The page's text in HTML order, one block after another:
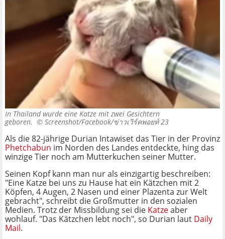
In Thailand wurde eine Katze mit zwei Gesichtern
geboren. © Screenshot/Facebook/ข่าวเวิร์คพอยท์ 23
Als die 82-jährige Durian Intawiset das Tier in der Provinz
Phetchabun im Norden des Landes entdeckte, hing das
winzige Tier noch am Mutterkuchen seiner Mutter.
Seinen Kopf kann man nur als einzigartig beschreiben:
"Eine Katze bei uns zu Hause hat ein Kätzchen mit 2
Köpfen, 4 Augen, 2 Nasen und einer Plazenta zur Welt
gebracht", schreibt die Großmutter in den sozialen
Medien. Trotz der Missbildung sei die Katzeaber
wohlauf. "Das Kätzchen lebt noch", so Durian laut Daily
Mail.